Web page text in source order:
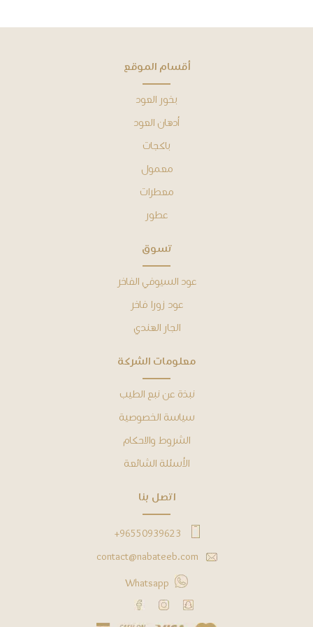
ﺃﻗﺴﺎﻡ ﺍﻟﻤﻮﻗﻊ
بخور العود
أدهان ﺍﻟﻌﻮﺩ
باكجات
معمول
معطرات
عطور
ﺗﺴﻮﻕ
عود السيوفي الفاخر
عود زورا فاخر
الجار الهندي
ﻣﻌﻠﻮﻣﺎﺕ ﺍﻟﺸﺮﻛﺔ
ﻧﺒﺬﺓ ﻋﻦ نبع الطيب
ﺳﻴﺎﺳﺔ ﺍﻟﺨﺼﻮﺻﻴﺔ
ﺍﻟﺸﺮﻭﻁ ﻭﺍﻻﺣﻜﺎﻡ
ﺍﻷﺳﺌﻠﺔ ﺍﻟﺸﺎﺋﻌﺔ
ﺍﺗﺼﻞ ﺑﻨﺎ
96550939623+
contact@nabateeb.com
Whatsapp